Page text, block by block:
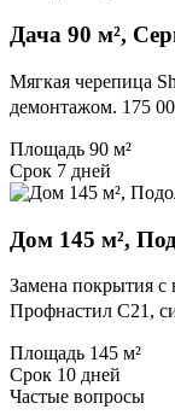
Дача 90 м²,
Мягкая черепица
демонтажом. 175
Площадь 90 м²
Срок 7 дней
Дом 145 м²,
Замена покрытия с
Профнастил С21,
Площадь 145 м²
Срок 10 дней
Частые вопросы